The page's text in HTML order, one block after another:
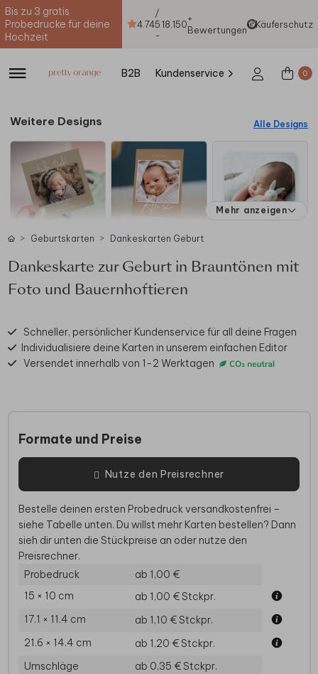
Bis zu 3 gratis
Probedrucke für deine
Hochzeit
4.74
/
5
-
18.150+
Bewertungen
Käuferschutz
B2B Kundenservice 0
Weitere Designs Alle Designs
Mehr anzeigen
Geburtskarten Dankeskarten Geburt
Dankeskarte zur Geburt in Brauntönen mit
Foto und Bauernhoftieren
Schneller, persönlicher Kundenservice für all deine Fragen
Individualisiere deine Karten in unserem einfachen Editor
Versendet innerhalb von 1-2 Werktagen
Formate und Preise
Nutze den Preisrechner
Bestelle deinen ersten Probedruck versandkostenfrei –
siehe Tabelle unten. Du willst mehr Karten bestellen? Dann
sieh dir unten die Stückpreise an oder nutze den
Preisrechner.
Probedruck
ab 1,00 €
15 × 10 cm
ab 1,00 €Stckpr.
17.1 × 11.4 cm
ab 1,10 €Stckpr.
21.6 × 14.4 cm
ab 1,20 €Stckpr.
Umschläge
ab 0,35 €Stckpr.